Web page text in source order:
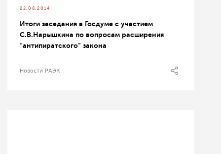
22.08.2014
Итоги заседания в Госдуме с участием
С.В.Нарышкина по вопросам расширения
“антипиратского” закона
Новости РАЭК